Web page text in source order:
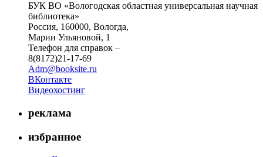
БУК ВО «Вологодская областная универсальная научная
библиотека»
Россия, 160000, Вологда,
Марии Ульяновой, 1
Телефон для справок –
8(8172)21-17-69
Adm@booksite.ru
ВКонтакте
Видеохостинг
реклама
избранное